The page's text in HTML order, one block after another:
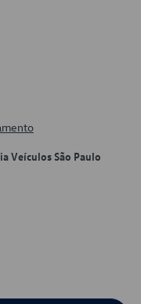
Veículos São Paulo